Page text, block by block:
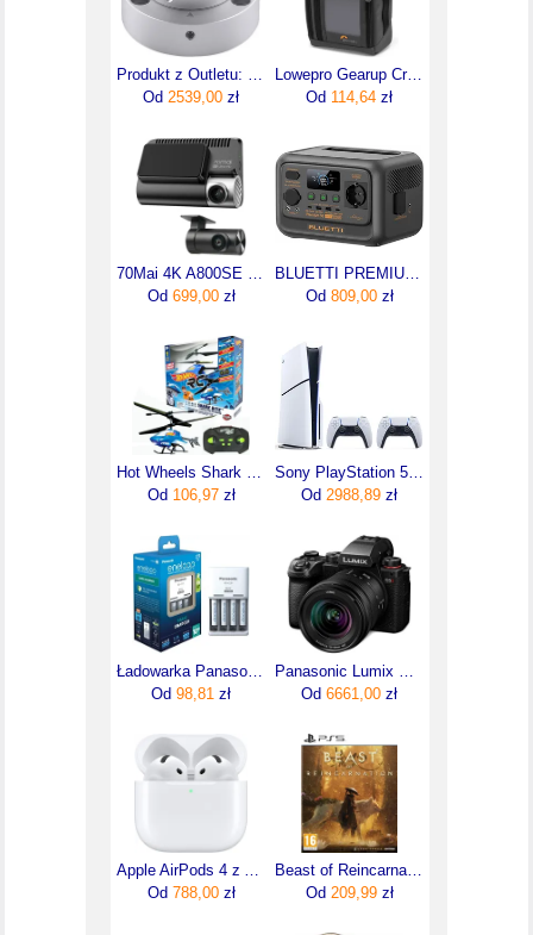
Od 2539,00 zł
Lowepro Gearup Creator box M II Green Line (w magazynie!)
Od 114,64 zł
Od 699,00zł
Od 809,00zł
Od 106,97zł
Od 2988,89 zł
Od 98,81 zł
Od 6661,00 zł
Od 788,00zł
Od 209,99zł